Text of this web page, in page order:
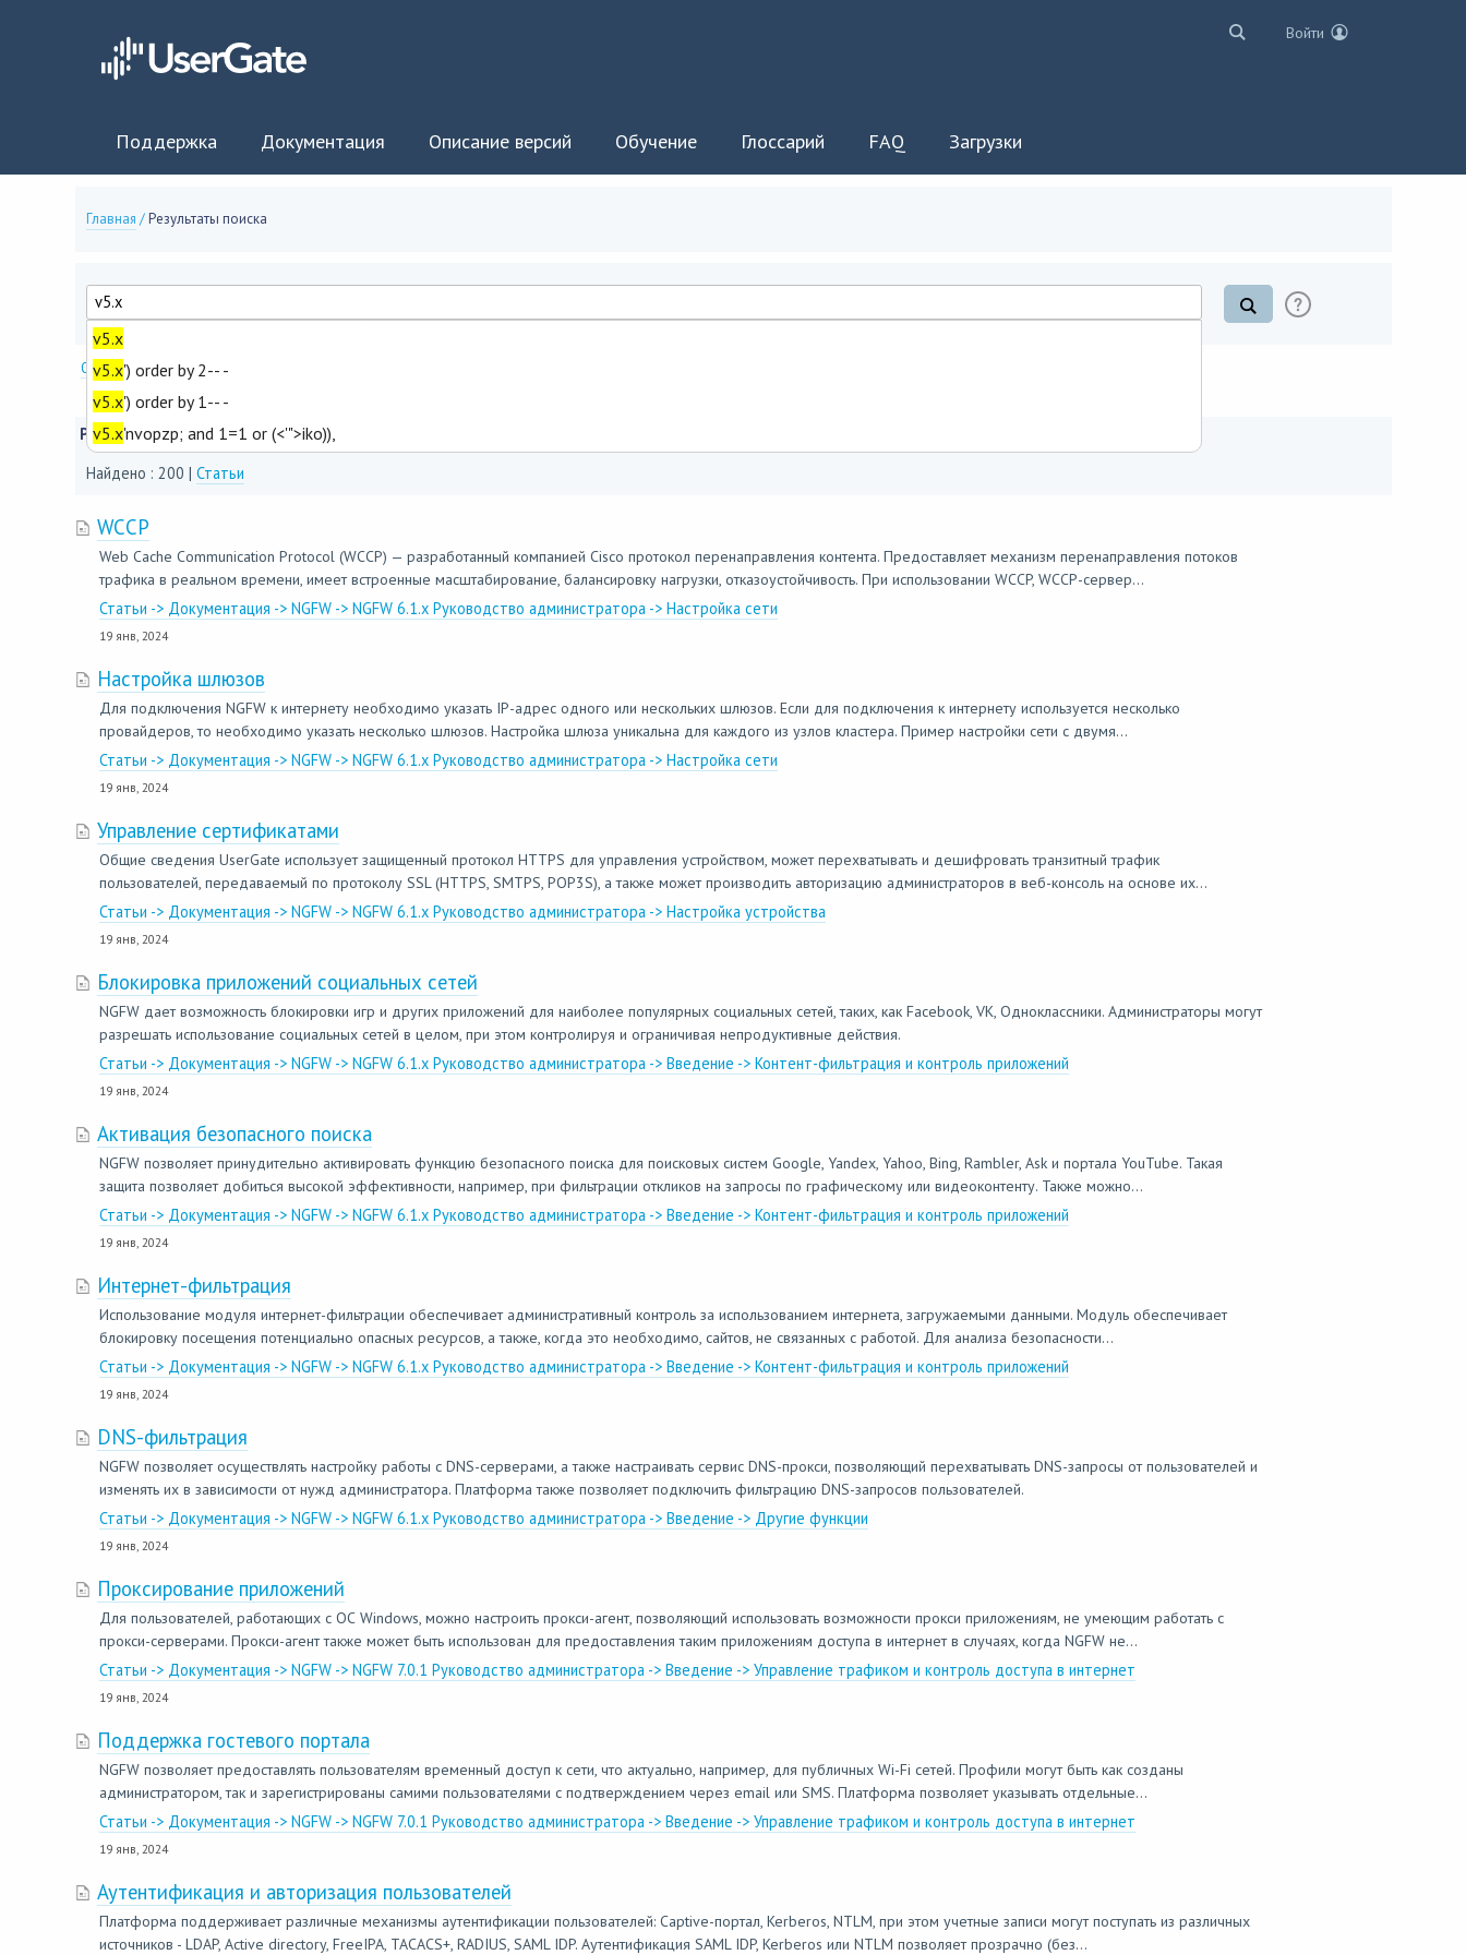
Войти
Поддержка Документация Описание версий Обучение Глоссарий FAQ Загрузки
Главная /Результаты поиска
Опции поиска
Результаты поиска
Найдено : 200 | Статьи
WCCP
Web Cache Communication Protocol (WCCP) — разработанный компанией Cisco протокол перенаправления контента. Предоставляет механизм перенаправления потоков
трафика в реальном времени, имеет встроенные масштабирование, балансировку нагрузки, отказоустойчивость. При использовании WCCP, WCCP-сервер...
Статьи -> Документация -> NGFW -> NGFW 6.1.x Руководство администратора -> Настройка сети
19 янв, 2024
Настройка шлюзов
Для подключения NGFW к интернету необходимо указать IP-адрес одного или нескольких шлюзов. Если для подключения к интернету используется несколько
провайдеров, то необходимо указать несколько шлюзов. Настройка шлюза уникальна для каждого из узлов кластера. Пример настройки сети с двумя...
Статьи -> Документация -> NGFW -> NGFW 6.1.x Руководство администратора -> Настройка сети
19 янв, 2024
Управление сертификатами
Общие сведения UserGate использует защищенный протокол HTTPS для управления устройством, может перехватывать и дешифровать транзитный трафик
пользователей, передаваемый по протоколу SSL (HTTPS, SMTPS, POP3S), а также может производить авторизацию администраторов в веб-консоль на основе их...
Статьи -> Документация -> NGFW -> NGFW 6.1.x Руководство администратора -> Настройка устройства
19 янв, 2024
Блокировка приложений социальных сетей
NGFW дает возможность блокировки игр и других приложений для наиболее популярных социальных сетей, таких, как Facebook, VK, Одноклассники. Администраторы могут
разрешать использование социальных сетей в целом, при этом контролируя и ограничивая непродуктивные действия.
Статьи -> Документация -> NGFW -> NGFW 6.1.x Руководство администратора -> Введение -> Контент-фильтрация и контроль приложений
19 янв, 2024
Активация безопасного поиска
NGFW позволяет принудительно активировать функцию безопасного поиска для поисковых систем Google, Yandex, Yahoo, Bing, Rambler, Ask и портала YouTube. Такая
защита позволяет добиться высокой эффективности, например, при фильтрации откликов на запросы по графическому или видеоконтенту. Также можно...
Статьи -> Документация -> NGFW -> NGFW 6.1.x Руководство администратора -> Введение -> Контент-фильтрация и контроль приложений
19 янв, 2024
Интернет-фильтрация
Использование модуля интернет-фильтрации обеспечивает административный контроль за использованием интернета, загружаемыми данными. Модуль обеспечивает
блокировку посещения потенциально опасных ресурсов, а также, когда это необходимо, сайтов, не связанных с работой. Для анализа безопасности...
Статьи -> Документация -> NGFW -> NGFW 6.1.x Руководство администратора -> Введение -> Контент-фильтрация и контроль приложений
19 янв, 2024
DNS-фильтрация
NGFW позволяет осуществлять настройку работы с DNS-серверами, а также настраивать сервис DNS-прокси, позволяющий перехватывать DNS-запросы от пользователей и
изменять их в зависимости от нужд администратора. Платформа также позволяет подключить фильтрацию DNS-запросов пользователей.
Статьи -> Документация -> NGFW -> NGFW 6.1.x Руководство администратора -> Введение -> Другие функции
19 янв, 2024
Проксирование приложений
Для пользователей, работающих с ОС Windows, можно настроить прокси-агент, позволяющий использовать возможности прокси приложениям, не умеющим работать с
прокси-серверами. Прокси-агент также может быть использован для предоставления таким приложениям доступа в интернет в случаях, когда NGFW не...
Статьи -> Документация -> NGFW -> NGFW 7.0.1 Руководство администратора -> Введение -> Управление трафиком и контроль доступа в интернет
19 янв, 2024
Поддержка гостевого портала
NGFW позволяет предоставлять пользователям временный доступ к сети, что актуально, например, для публичных Wi-Fi сетей. Профили могут быть как созданы
администратором, так и зарегистрированы самими пользователями с подтверждением через email или SMS. Платформа позволяет указывать отдельные...
Статьи -> Документация -> NGFW -> NGFW 7.0.1 Руководство администратора -> Введение -> Управление трафиком и контроль доступа в интернет
19 янв, 2024
Аутентификация и авторизация пользователей
Платформа поддерживает различные механизмы аутентификации пользователей: Captive-портал, Kerberos, NTLM, при этом учетные записи могут поступать из различных
источников - LDAP, Active directory, FreeIPA, TACACS+, RADIUS, SAML IDP. Аутентификация SAML IDP, Kerberos или NTLM позволяет прозрачно (без...
v5.x
v5.x') order by 2-- -
v5.x') order by 1-- -
v5.x'nvopzp; and 1=1 or (<'">iko)),